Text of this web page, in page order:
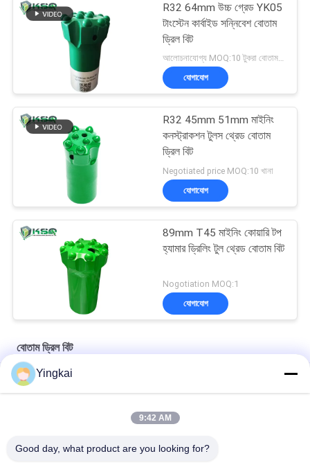
R32 64mm উচ্চ গ্রেড YK05
টাংস্টেন কার্বাইড সন্নিবেশ বোতাম
ড্রিল বিট
আলোচনাযোগ্য MOQ:10 টুকরা বোতাম বিট
যোগাযোগ
R32 45mm 51mm মাইনিং
কনস্ট্রাকশন টুলস থ্রেড বোতাম
ড্রিল বিট
Negotiated price MOQ:10 খানা
যোগাযোগ
89mm T45 মাইনিং কোয়ারি টপ
হ্যামার ড্রিলিং টুল থ্রেড বোতাম বিট
Nogotiation MOQ:1
যোগাযোগ
বোতাম ড্রিল বিট
R32 / R25 রক ড্রিলিং টুলস টাংস্টেন কার্বাইড ড্রিল বিট শ্যাঙ্ক পাইলট অ্যাডাপ্টার
Yingkai
9:42 AM
Good day, what product are you looking for?